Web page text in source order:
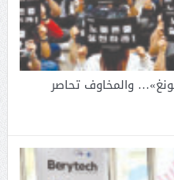
والمخاوف تحاصر